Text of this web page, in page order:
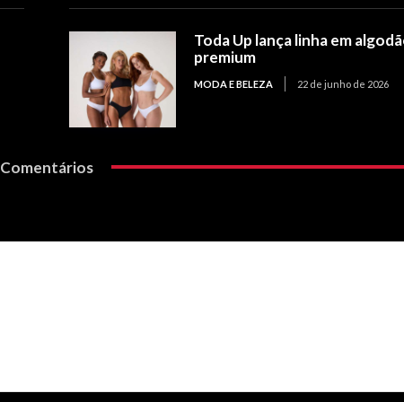
Toda Up lança linha em
premium
MODA E BELEZA 22 de junho de 2026
Comentários